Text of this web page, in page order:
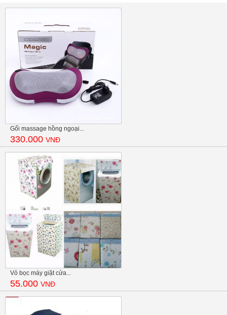
Gối massage hồng ngoại...
330.000 VNĐ
Vỏ bọc máy giặt cửa...
55.000 VNĐ